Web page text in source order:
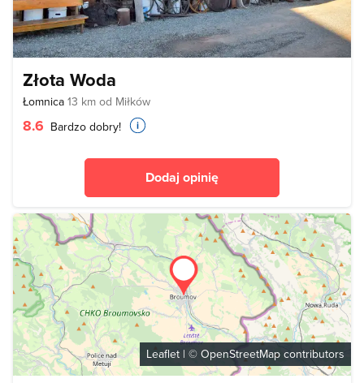
Złota Woda
Łomnica 13 km od Miłków
8.6 Bardzo dobry!
Dodaj opinię
Leaflet | © OpenStreetMap contributors